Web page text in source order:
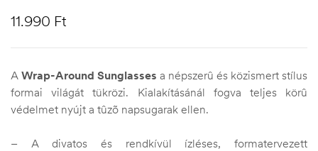
11.990 Ft
A Wrap-Around Sunglasses a népszerû és közismert stílus
formai világát tükrözi. Kialakításánál fogva teljes körû
védelmet nyújt a tûzõ napsugarak ellen.
– A divatos és rendkívül ízléses, formatervezett